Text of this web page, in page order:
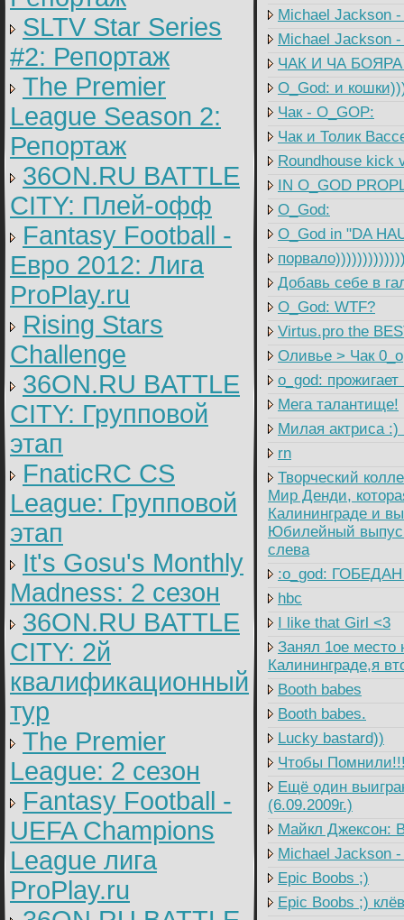
SLTV Star Series
#2: Репортаж
The Premier
League Season 2:
Репортаж
36ON.RU BATTLE
CITY: Плей-офф
Fantasy Football -
Евро 2012: Лига
ProPlay.ru
Rising Stars
Challenge
36ON.RU BATTLE
CITY: Групповой
этап
FnaticRC CS
League: Групповой
этап
It's Gosu's Monthly
Madness: 2 сезон
36ON.RU BATTLE
CITY: 2й
квалификационный
тур
The Premier
League: 2 cезон
Fantasy Football -
UEFA Champions
League лига
ProPlay.ru
Michael Jackson
Michael Jackson
ЧАК И ЧА БОЯРА
O_God: и
Чак - O_GOP:
Чак и Толик
Roundhouse kick
IN O_GOD
O_God:
O_God in "DA
Добавь себе в
O_God: WTF?
Virtus.pro the
Оливье > Чак 0_o
o_god:
Мега талантище!
Милая актриса
rn
Творческий
Мир Денди,
Калининграде и
Юбилейный
слева
:o_god:
hbc
I like that Girl <3
Занял 1ое место
Калининграде,я
Booth babes
Booth babes.
Lucky bastard))
Чтобы
Ещё один
(6.09.2009г.)
Майкл Джексон:
Michael Jackson
Epic Boobs ;)
Epic Boobs ;)